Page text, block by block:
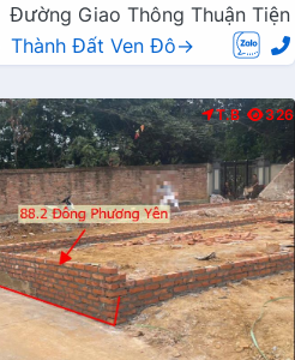
Đường Giao Thông Thuận Tiện
Thành Đất Ven Đô→
T.B 326